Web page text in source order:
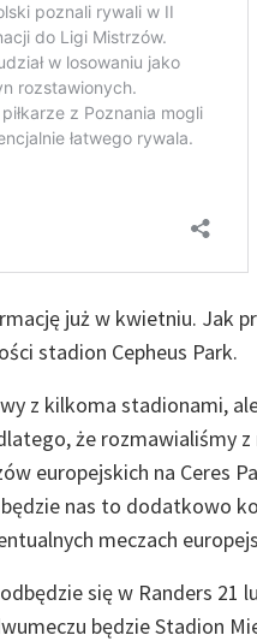
już w kwietniu. Jak
stadion Cepheus Park.
z kilkoma stadionami,
że rozmawialiśmy
europejskich na Ceres
nas to dodatkowo
meczach
się w Randers
będzie Stadion